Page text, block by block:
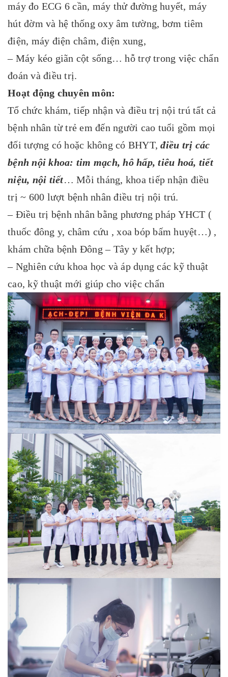
máy đo ECG 6 cần, máy thử đường huyết, máy
hút đờm và hệ thống oxy âm tường, bơm tiêm
điện, máy điện châm, điện xung,
– Máy kéo giãn cột sống… hỗ trợ trong việc chẩn
đoán và điều trị.
Hoạt động chuyên môn:
Tổ chức khám, tiếp nhận và điều trị nội trú tất cả
bệnh nhân từ trẻ em đến người cao tuổi gồm mọi
đối tượng có hoặc không có BHYT,điều trị các
bệnh nội khoa: tim mạch, hô hấp, tiêu hoá, tiết
niệu, nội tiết… Mỗi tháng, khoa tiếp nhận điều
trị ~ 600 lượt bệnh nhân điều trị nội trú.
– Điều trị bệnh nhân bằng phương pháp YHCT (
thuốc đông y, châm cứu , xoa bóp bấm huyệt…) ,
khám chữa bệnh Đông – Tây y kết hợp;
– Nghiên cứu khoa học và áp dụng các kỹ thuật
cao, kỹ thuật mới giúp cho việc chẩn